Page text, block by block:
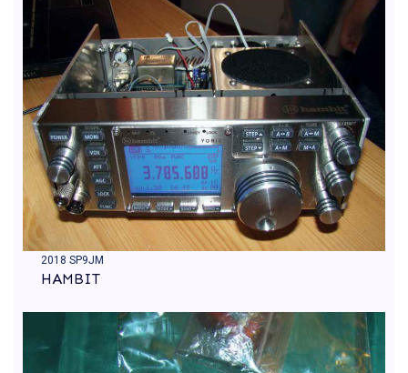
2018 SP9JM
HAMBIT